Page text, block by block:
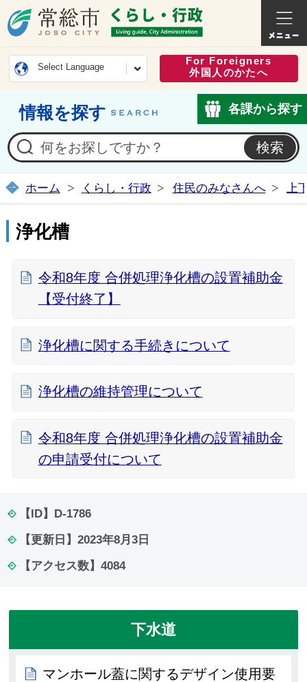
常総市公式ホームページ
くらし
Select Language
For Foreigners
外国人のかたへ
情報を探す 各課から探す
ホーム くらし・行政 住民のみなさんへ 上
浄化槽
令和8年度 合併処理浄化槽の設置補助金
【受付終了】
浄化槽に関する手続きについて
浄化槽の維持管理について
令和8年度 合併処理浄化槽の設置補助金
の申請受付について
【ID】 D-1786
【更新日】 2023年8月3日
【アクセス数】 4084
下水道
マンホール蓋に関するデザイン使用要